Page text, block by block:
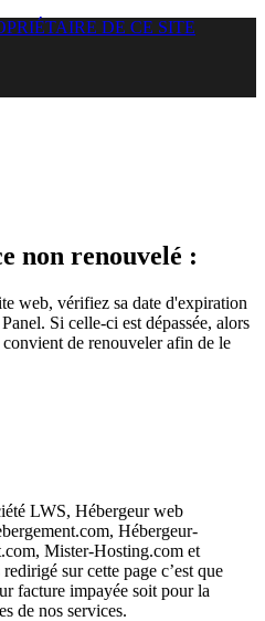
DE CE SITE
non renouvelé :
web, vérifiez sa date d'expiration
Si celle-ci est dépassée, alors
de renouveler afin de le
LWS, Hébergeur web
Hébergeur-
Mister-Hosting.com et
sur cette page c’est que
facture impayée soit pour la
de nos services.